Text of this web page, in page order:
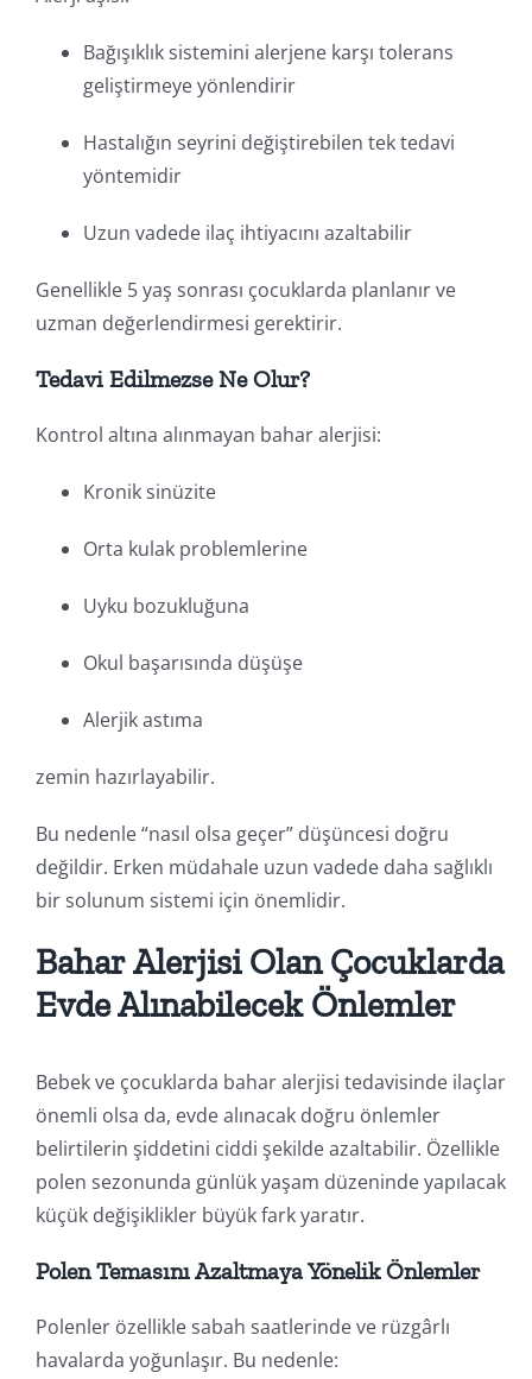
Bağışıklık sistemini alerjene karşı tolerans
geliştirmeye yönlendirir
Hastalığın seyrini değiştirebilen tek tedavi
yöntemidir
Uzun vadede ilaç ihtiyacını azaltabilir
Genellikle 5 yaş sonrası çocuklarda planlanır ve
uzman değerlendirmesi gerektirir.
Tedavi Edilmezse Ne Olur?
Kontrol altına alınmayan bahar alerjisi:
Kronik sinüzite
Orta kulak problemlerine
Uyku bozukluğuna
Okul başarısında düşüşe
Alerjik astıma
zemin hazırlayabilir.
Bu nedenle “nasıl olsa geçer” düşüncesi doğru
değildir. Erken müdahale uzun vadede daha sağlıklı
bir solunum sistemi için önemlidir.
Bahar Alerjisi Olan Çocuklarda
Evde Alınabilecek Önlemler
Bebek ve çocuklarda bahar alerjisi tedavisinde ilaçlar
önemli olsa da, evde alınacak doğru önlemler
belirtilerin şiddetini ciddi şekilde azaltabilir. Özellikle
polen sezonunda günlük yaşam düzeninde yapılacak
küçük değişiklikler büyük fark yaratır.
Polen Temasını Azaltmaya Yönelik Önlemler
Polenler özellikle sabah saatlerinde ve rüzgârlı
havalarda yoğunlaşır. Bu nedenle: